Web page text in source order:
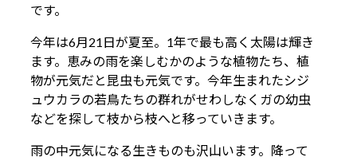
です。
今年は6月21日が夏至。1年で最も高く太陽は輝き
ます。恵みの雨を楽しむかのような植物たち、植
物が元気だと昆虫も元気です。今年生まれたシジ
ュウカラの若鳥たちの群れがせわしなくガの幼虫
などを探して枝から枝へと移っていきます。
雨の中元気になる生きものも沢山います。降って